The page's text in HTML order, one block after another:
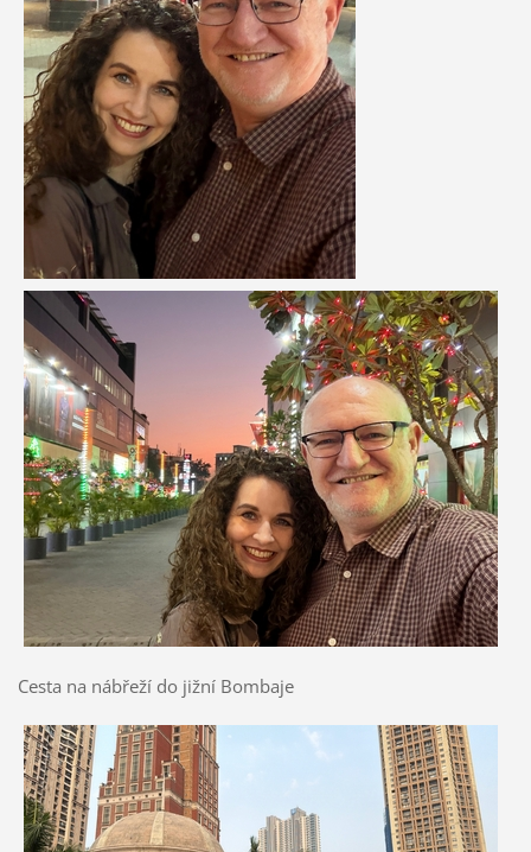
Cesta na nábřeží do jižní Bombaje